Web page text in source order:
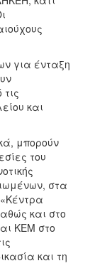
για ένταξη
και
μπορούν
του
στα
και στο
ΚΕΜ στο
και τη